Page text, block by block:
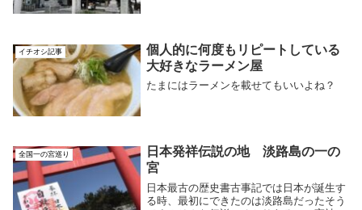
は富士山を中...
イチオシ記事
個人的に何度もリピートしている
大好きなラーメン屋
たまにはラーメンを載せてもいいよね？
全国一の宮巡り
日本発祥伝説の地 淡路島の一の
宮
日本最古の歴史書古事記では日本が誕生す
る時、最初にできたのは淡路島だったそう